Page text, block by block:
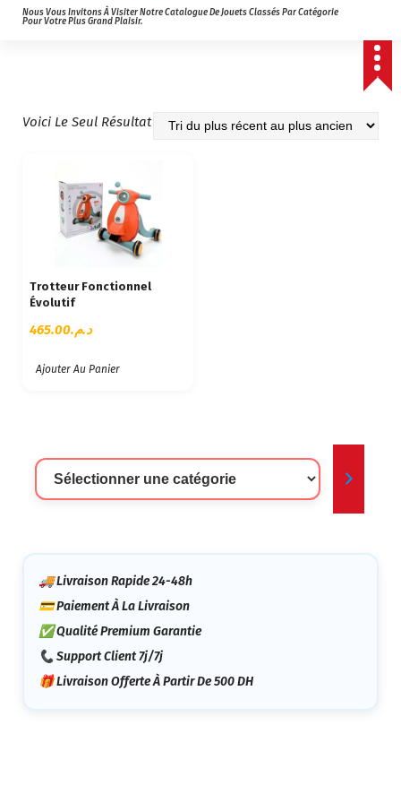
Nous Vous Invitons À Visiter Notre Catalogue De Jouets Classés Par Catégorie
Pour Votre Plus Grand Plaisir.
Voici Le Seul Résultat
Trotteur Fonctionnel
Évolutif
د.م.465.00
Ajouter Au Panier
Sélectionner
🚚 Livraison Rapide 24-48h
💳 Paiement À La Livraison
✅ Qualité Premium Garantie
📞 Support Client 7j/7j
🎁 Livraison Offerte À Partir De 500 DH